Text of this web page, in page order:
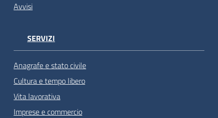
Avvisi
SERVIZI
Anagrafe e stato civile
Cultura e tempo libero
Vita lavorativa
Imprese e commercio